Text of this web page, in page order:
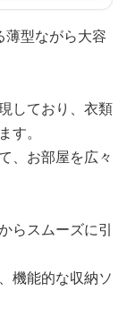
型ながら大容
しており、衣類
。
、お部屋を広々
らスムーズに引
機能的な収納ソ